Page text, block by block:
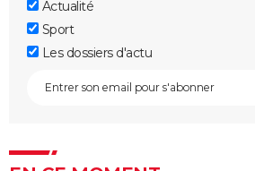
Actualité
Sport
Les dossiers d'actu